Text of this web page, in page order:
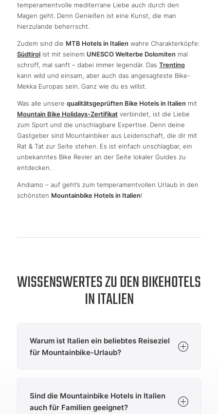
temperamentvolle mediterrane Liebe auch durch den
Magen geht. Denn Genießen ist eine Kunst, die man
hierzulande beherrscht.
Zudem sind die MTB Hotels in Italien wahre Charakterköpfe:
Südtirol ist mit seinem UNESCO Welterbe Dolomiten mal
schroff, mal sanft – dabei immer legendär. Das Trentino
kann wild und einsam, aber auch das angesagteste Bike-
Mekka Europas sein. Ganz wie du es willst.
Was alle unsere qualitätsgeprüften Bike Hotels in Italien mit
Mountain Bike Holidays-Zertifikat verbindet, ist die Liebe
zum Sport und die unschlagbare Expertise. Denn deine
Gastgeber sind Mountainbiker aus Leidenschaft, die dir mit
Rat & Tat zur Seite stehen. Es ist einfach unschlagbar, ein
unbekanntes Bike Revier an der Seite lokaler Guides zu
entdecken.
Andiamo – auf geht’s zum temperamentvollen Urlaub in den
schönsten Mountainbike Hotels in Italien!
WISSENSWERTES ZU DEN BIKEHOTELS
IN ITALIEN
Warum ist Italien ein beliebtes Reiseziel
für Mountainbike-Urlaub?
und regionaler Kulinarik. Besonders Regionen wie
Südtirol, die Dolomiten, dieLombardei
Sind die Mountainbike Hotels in Italien
auch für Familien geeignet?